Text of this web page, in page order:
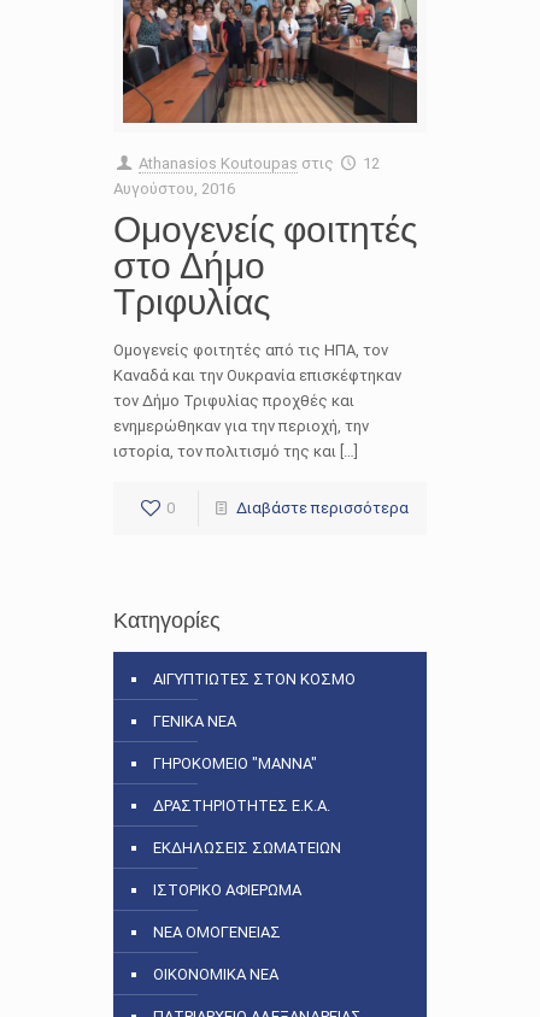
Athanasios Koutoupas στις
12
Αυγούστου, 2016
Ομογενείς φοιτητές
στο Δήμο
Τριφυλίας
Ομογενείς φοιτητές από τις ΗΠΑ, τον
Καναδά και την Ουκρανία επισκέφτηκαν
τον Δήμο Τριφυλίας προχθές και
ενημερώθηκαν για την περιοχή, την
ιστορία, τον πολιτισμό της και […]
0 Διαβάστε περισσότερα
Κατηγορίες
ΑΙΓΥΠΤΙΩΤΕΣ ΣΤΟΝ ΚΟΣΜΟ
ΓΕΝΙΚΑ ΝΕΑ
ΓΗΡΟΚΟΜΕΙΟ "ΜΑΝΝΑ"
ΔΡΑΣΤΗΡΙΟΤΗΤΕΣ Ε.Κ.Α.
ΕΚΔΗΛΩΣΕΙΣ ΣΩΜΑΤΕΙΩΝ
ΙΣΤΟΡΙΚΟ ΑΦΙΕΡΩΜΑ
ΝΕΑ ΟΜΟΓΕΝΕΙΑΣ
ΟΙΚΟΝΟΜΙΚΑ ΝΕΑ